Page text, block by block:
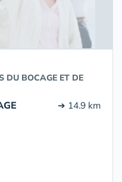
DU BOCAGE ET DE
➔ 14.9 km